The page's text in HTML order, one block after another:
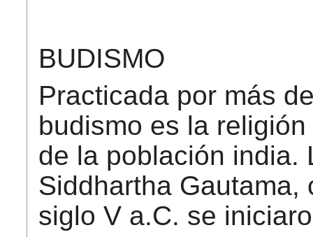
BUDISMO
Practicada por más
budismo es la
de la población india.
Siddhartha
siglo V a.C. se